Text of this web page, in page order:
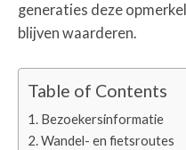
generaties deze
blijven waarderen.
Table of Contents
Bezoekersinformatie
Wandel- en fietsroutes